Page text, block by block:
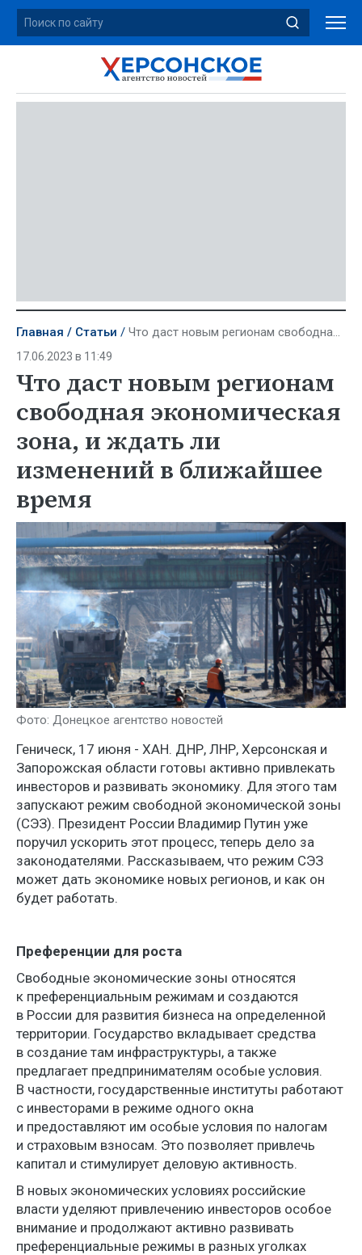
Главная Статьи Что даст новым регионам свободная экономическая зона, и ждать ли изменений в ближайшее время
17.06.2023 в 11:49
Что даст новым регионам
свободная экономическая
зона, и ждать ли
изменений в ближайшее
время
Фото: Донецкое агентство новостей
Геническ, 17 июня - ХАН. ДНР, ЛНР, Херсонская и
Запорожская области готовы активно привлекать
инвесторов и развивать экономику. Для этого там
запускают режим свободной экономической зоны
(СЭЗ). Президент России Владимир Путин уже
поручил ускорить этот процесс, теперь дело за
законодателями. Рассказываем, что режим СЭЗ
может дать экономике новых регионов, и как он
будет работать.
Преференции для роста
Свободные экономические зоны относятся
к преференциальным режимам и создаются
в России для развития бизнеса на определенной
территории. Государство вкладывает средства
в создание там инфраструктуры, а также
предлагает предпринимателям особые условия.
В частности, государственные институты работают
с инвесторами в режиме одного окна
и предоставляют им особые условия по налогам
и страховым взносам. Это позволяет привлечь
капитал и стимулирует деловую активность.
В новых экономических условиях российские
власти уделяют привлечению инвесторов особое
внимание и продолжают активно развивать
преференциальные режимы в разных уголках